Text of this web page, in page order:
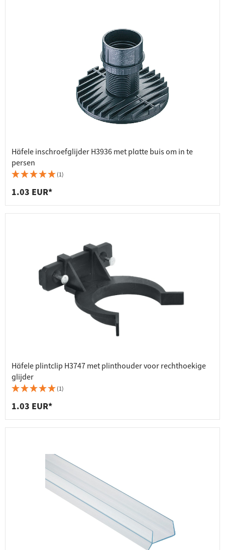
Häfele inschroefglijder H3936 met platte buis om in te
persen
(1)
1.03 EUR*
Häfele plintclip H3747 met plinthouder voor rechthoekige
glijder
(1)
1.03 EUR*